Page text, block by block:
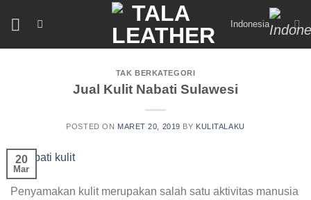
Indonesia
TAK BERKATEGORI
Jual Kulit Nabati Sulawesi
POSTED ON MARET 20, 2019 BY KULITALAKU
20
Mar
Penyamakan kulit merupakan salah satu aktivitas manusia